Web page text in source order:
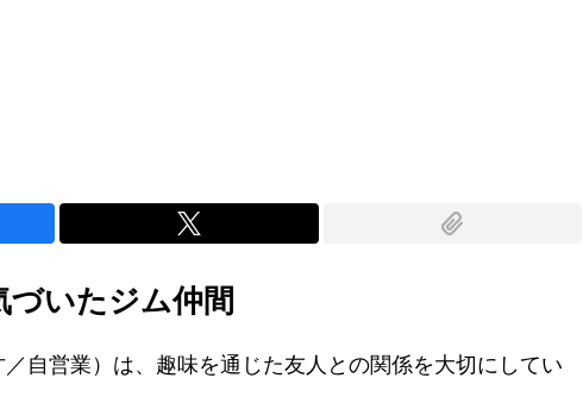
づいたジム仲間
自営業）は、趣味を通じた友人との関係を大切にしてい